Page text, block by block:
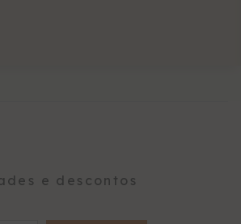
e descontos